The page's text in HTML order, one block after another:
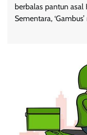
berbalas pantun asal
Sementara,